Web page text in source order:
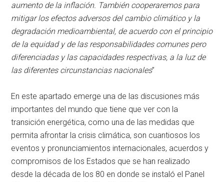
aumento de la inflación. También cooperaremos para
mitigar los efectos adversos del cambio climático y la
degradación medioambiental, de acuerdo con el principio
de la equidad y de las responsabilidades comunes pero
diferenciadas y las capacidades respectivas, a la luz de
las diferentes circunstancias nacionales”
En este apartado emerge una de las discusiones más
importantes del mundo que tiene que ver con la
transición energética, como una de las medidas que
permita afrontar la crisis climática, son cuantiosos los
eventos y pronunciamientos internacionales, acuerdos y
compromisos de los Estados que se han realizado
desde la década de los 80 en donde se instaló el Panel